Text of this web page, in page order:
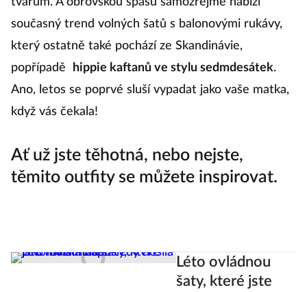
současný trend volných šatů s balonovými rukávy,
který ostatně také pochází ze Skandinávie,
popřípadě
hippie kaftanů ve stylu sedmdesátek.
Ano, letos se poprvé sluší vypadat jako vaše matka,
když vás čekala!
Ať už jste těhotná, nebo nejste,
těmito outfity se můžete inspirovat.
Léto ovládnou
šaty, které jste